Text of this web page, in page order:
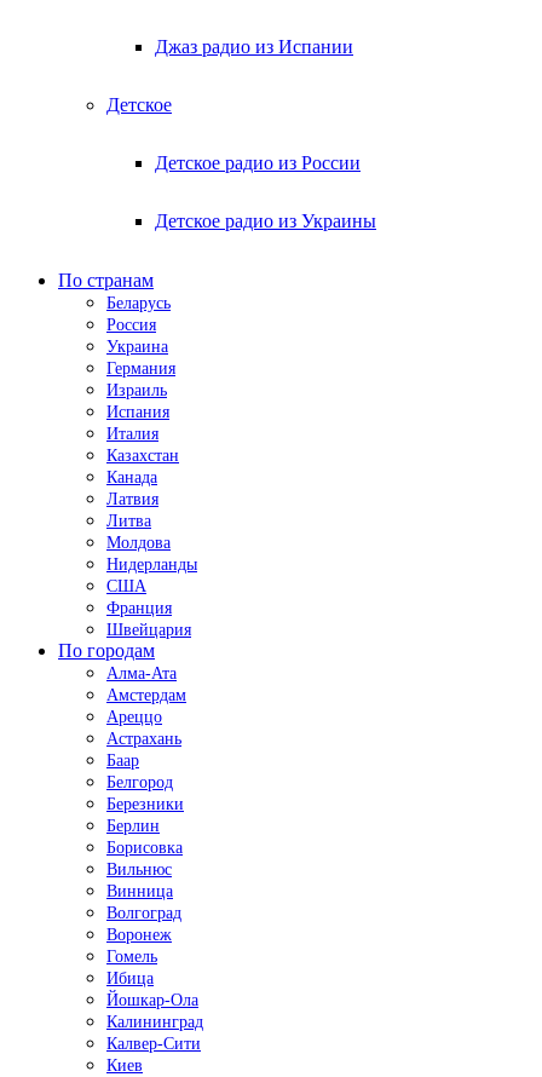
Джаз радио из Испании
Детское
Детское радио из России
Детское радио из Украины
По странам
Беларусь
Россия
Украина
Германия
Израиль
Испания
Италия
Казахстан
Канада
Латвия
Литва
Молдова
Нидерланды
США
Франция
Швейцария
По городам
Алма-Ата
Амстердам
Ареццо
Астрахань
Баар
Белгород
Березники
Берлин
Борисовка
Вильнюс
Винница
Волгоград
Воронеж
Гомель
Ибица
Йошкар-Ола
Калининград
Калвер-Сити
Киев